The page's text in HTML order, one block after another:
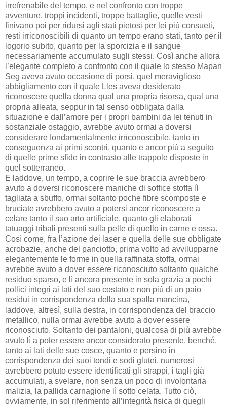
irrefrenabile del tempo, e nel confronto con troppe
avventure, troppi incidenti, troppe battaglie, quelle vesti
finivano poi per ridursi agli stati pietosi per lei più consueti,
resti irriconoscibili di quanto un tempo erano stati, tanto per il
logorio subito, quanto per la sporcizia e il sangue
necessariamente accumulato sugli stessi. Così anche allora
l’elegante completo a confronto con il quale lo stesso Mapan
Seg aveva avuto occasione di porsi, quel meraviglioso
abbigliamento con il quale Lles aveva desiderato
riconoscere quella donna qual una propria risorsa, qual una
propria alleata, seppur in tal senso obbligata dalla
situazione e dall’amore per i propri bambini da lei tenuti in
sostanziale ostaggio, avrebbe avuto ormai a doversi
considerare fondamentalmente irriconoscibile, tanto in
conseguenza ai primi scontri, quanto e ancor più a seguito
di quelle prime sfide in contrasto alle trappole disposte in
quel sotterraneo.
E laddove, un tempo, a coprire le sue braccia avrebbero
avuto a doversi riconoscere maniche di soffice stoffa lì
tagliata a sbuffo, ormai soltanto poche fibre scomposte e
bruciate avrebbero avuto a potersi ancor riconoscere a
celare tanto il suo arto artificiale, quanto gli elaborati
tatuaggi tribali presenti sulla pelle di quello in carne e ossa.
Così come, fra l’azione dei laser e quella delle sue obbligate
acrobazie, anche del panciotto, prima volto ad avvilupparne
elegantemente le forme in quella raffinata stoffa, ormai
avrebbe avuto a dover essere riconosciuto soltanto qualche
residuo sparso, e lì ancora presente in sola grazia a pochi
pollici integri ai lati del suo costato e non più di un paio
residui in corrispondenza della sua spalla mancina,
laddove, altresì, sulla destra, in corrispondenza del braccio
metallico, nulla ormai avrebbe avuto a dover essere
riconosciuto. Soltanto dei pantaloni, qualcosa di più avrebbe
avuto lì a poter essere ancor considerato presente, benché,
tanto ai lati delle sue cosce, quanto e persino in
corrispondenza dei suoi tondi e sodi glutei, numerosi
avrebbero potuto essere identificati gli strappi, i tagli già
accumulati, a svelare, non senza un poco di involontaria
malizia, la pallida carnagione lì sotto celata. Tutto ciò,
ovviamente, in sol riferimento all’integrità fisica di quegli